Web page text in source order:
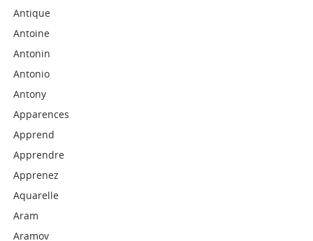
Antique
Antoine
Antonin
Antonio
Antony
Apparences
Apprend
Apprendre
Apprenez
Aquarelle
Aram
Aramov